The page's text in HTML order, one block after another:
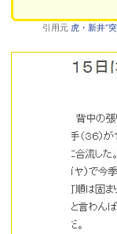
引用元 虎・新井“